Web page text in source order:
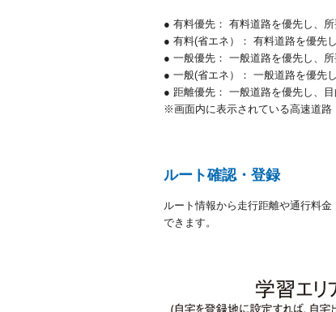
● 有料優先： 有料道路を優先し、
● 有料(省エネ）： 有料道路を優先
● 一般優先： 一般道路を優先し、
● 一般(省エネ）： 一般道路を優先
● 距離優先： 一般道路を優先し、
※画面内に表示されている高速道路
ルート確認・登録
ルート情報から走行距離や通行料
できます。